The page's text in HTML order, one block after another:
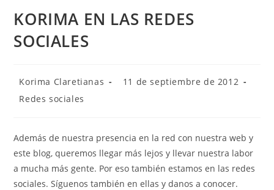
KORIMA EN LAS REDES
SOCIALES
Korima Claretianas
11 de septiembre de 2012
Redes sociales
Además de nuestra presencia en la red con nuestra web y
este blog, queremos llegar más lejos y llevar nuestra labor
a mucha más gente. Por eso también estamos en las redes
sociales. Síguenos también en ellas y danos a conocer.